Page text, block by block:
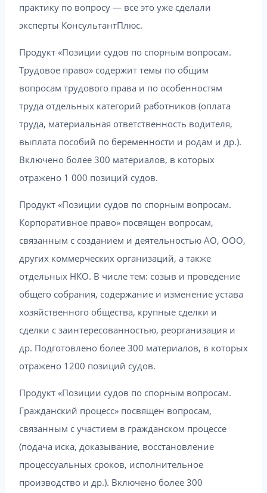
практику по вопросу — все это уже сделали
эксперты КонсультантПлюс.
Продукт «Позиции судов по спорным вопросам.
Трудовое право» содержит темы по общим
вопросам трудового права и по особенностям
труда отдельных категорий работников (оплата
труда, материальная ответственность водителя,
выплата пособий по беременности и родам и др.).
Включено более 300 материалов, в которых
отражено 1 000 позиций судов.
Продукт «Позиции судов по спорным вопросам.
Корпоративное право» посвящен вопросам,
связанным с созданием и деятельностью АО, ООО,
других коммерческих организаций, а также
отдельных НКО. В числе тем: созыв и проведение
общего собрания, содержание и изменение устава
хозяйственного общества, крупные сделки и
сделки с заинтересованностью, реорганизация и
др. Подготовлено более 300 материалов, в которых
отражено 1200 позиций судов.
Продукт «Позиции судов по спорным вопросам.
Гражданский процесс» посвящен вопросам,
связанным с участием в гражданском процессе
(подача иска, доказывание, восстановление
процессуальных сроков, исполнительное
производство и др.). Включено более 300